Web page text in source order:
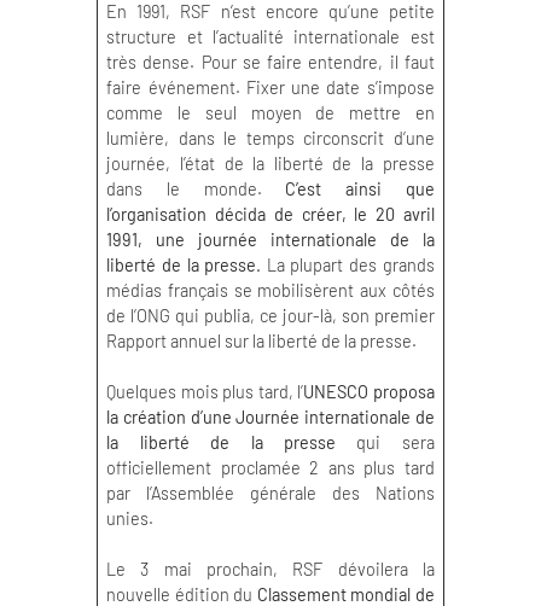
En 1991, RSF n’est encore qu’une petite
structure et l’actualité internationale est
très dense. Pour se faire entendre, il faut
faire événement. Fixer une date s’impose
comme le seul moyen de mettre en
lumière, dans le temps circonscrit d’une
journée, l’état de la liberté de la presse
dans le monde. C’est ainsi que
l’organisation décida de créer, le 20 avril
1991, une journée internationale de la
liberté de la presse. La plupart des grands
médias français se mobilisèrent aux côtés
de l’ONG qui publia, ce jour-là, son premier
Rapport annuel sur la liberté de la presse.
Quelques mois plus tard, l’UNESCO proposa
la création d’une Journée internationale de
la liberté de la presse qui sera
officiellement proclamée 2 ans plus tard
par l’Assemblée générale des Nations
unies.
Le 3 mai prochain, RSF dévoilera la
nouvelle édition du Classement mondial de